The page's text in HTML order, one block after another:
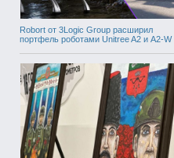
Robort от 3Logic Group расширил
портфель роботами Unitree A2 и A2-W